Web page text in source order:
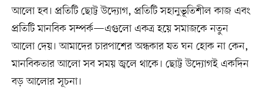
আলো হব। প্রতিটি ছোট্ট উদ্যোগ, প্রতিটি সহানুভূতিশীল কাজ এবং
প্রতিটি মানবিক সম্পর্ক—এগুলো একত্র হয়ে সমাজকে নতুন
আলো দেয়। আমাদের চারপাশের অন্ধকার যত ঘন হোক না কেন,
মানবিকতার আলো সব সময় জ্বলে থাকে। ছোট্ট উদ্যোগই একদিন
বড় আলোর সূচনা।